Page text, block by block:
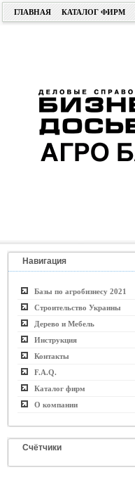
ГЛАВНАЯ КАТАЛОГ ФИРМ
Навигация
Базы по агробизнесу 2021
Строительство Украины
Дерево и Мебель
Инструкция
Контакты
F.A.Q.
Каталог фирм
О компании
Счётчики